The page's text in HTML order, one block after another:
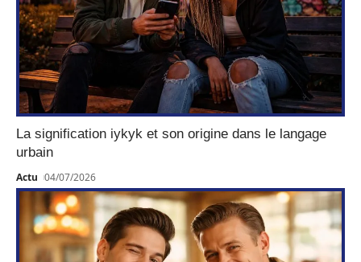
La signification iykyk et son origine dans le langage
urbain
Actu 04/07/2026